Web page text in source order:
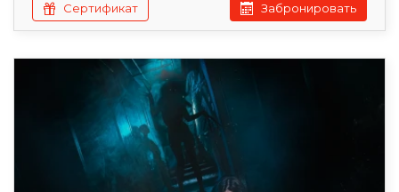
Сертификат Забронировать